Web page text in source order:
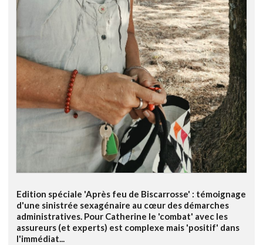
Edition spéciale 'Après feu de Biscarrosse' : témoignage
d'une sinistrée sexagénaire au cœur des démarches
administratives. Pour Catherine le 'combat' avec les
assureurs (et experts) est complexe mais 'positif' dans
l'immédiat...